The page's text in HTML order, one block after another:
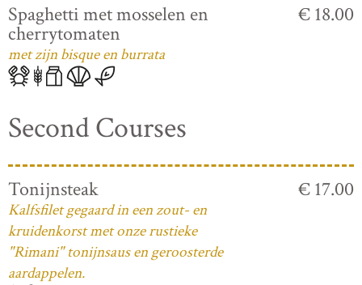
Spaghetti met mosselen en
cherrytomaten
met zijn bisque en burrata
€ 18.00
Second Courses
Tonijnsteak
Kalfsfilet gegaard in een zout- en
kruidenkorst met onze rustieke
"Rimani" tonijnsaus en geroosterde
aardappelen.
€ 17.00